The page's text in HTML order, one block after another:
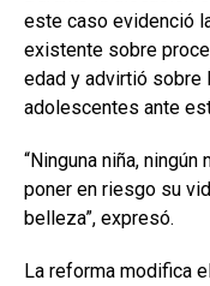
este caso evidenció
existente sobre
edad y advirtió sobre
adolescentes ante
“Ninguna niña,
poner en riesgo su
belleza”, expresó.
La reforma modifica